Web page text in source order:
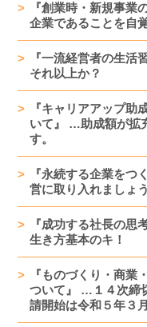
『創業時・新規事
企業であることを自
『一流経営者の生活
それ以上か？
『キャリアアップ助
いて』 …助成額が拡
す。
『永続する企業を
営に取り入れましょう
『成功する社長の
生き方基本のキ！
『ものづくり・商業
ついて』 …１４次締
請開始は令和５年３